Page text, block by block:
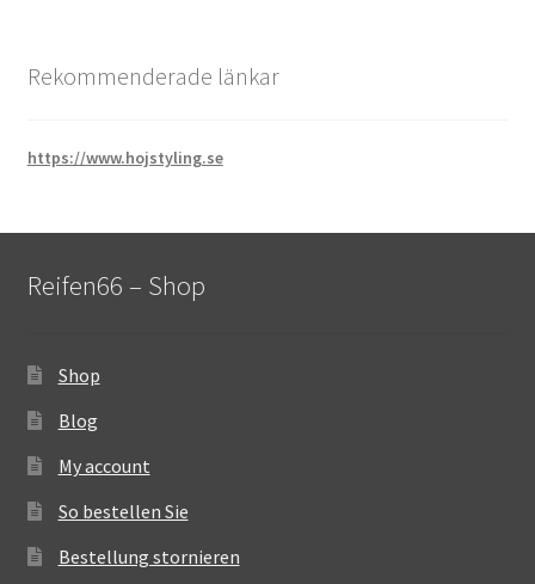
Rekommenderade länkar
https://www.hojstyling.se
Reifen66 – Shop
Shop
Blog
My account
So bestellen Sie
Bestellung stornieren